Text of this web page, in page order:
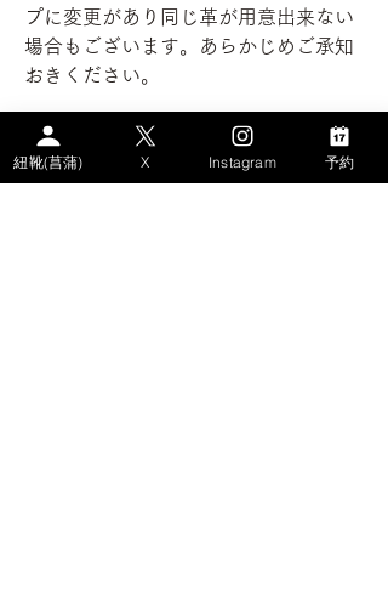
プに変更があり同じ革が用意出来ない
場合もございます。あらかじめご承知
おきください。
掲載の同意を頂き掲載しております。
紐靴(菖蒲) X Instagram 予約